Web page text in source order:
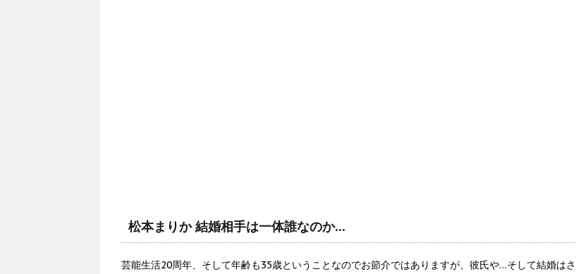
松本まりか 結婚相手は一体誰なのか…
芸能生活20周年、そして年齢も35歳ということなのでお節介ではありますが、彼氏や…そして結婚は